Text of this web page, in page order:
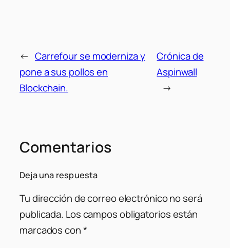
← Carrefour se moderniza y
pone a sus pollos en
Blockchain.
Crónica de
Aspinwall
→
Comentarios
Deja una respuesta
Tu dirección de correo electrónico no será
publicada. Los campos obligatorios están
marcados con*